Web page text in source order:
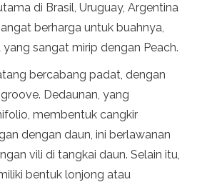
di Brasil, Uruguay, Argentina
berharga untuk buahnya,
sangat mirip dengan Peach.
bercabang padat, dengan
Dedaunan, yang
membentuk cangkir
dengan daun, ini berlawanan
vili di tangkai daun. Selain itu,
bentuk lonjong atau